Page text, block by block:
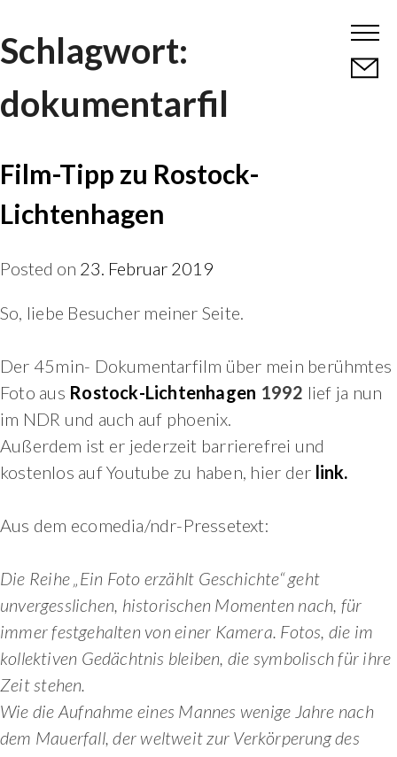
to
content
Schlagwort:
dokumentarfil
Film-Tipp zu Rostock-
Lichtenhagen
Posted on 23. Februar 2019
So, liebe Besucher meiner Seite.
Der 45min- Dokumentarfilm über mein berühmtes
Foto aus Rostock-Lichtenhagen 1992 lief ja nun
im NDR und auch auf phoenix.
Außerdem ist er jederzeit barrierefrei und
kostenlos auf Youtube zu haben, hier der link.
Aus dem ecomedia/ndr-Pressetext:
Die Reihe „Ein Foto erzählt Geschichte“ geht
unvergesslichen, historischen Momenten nach, für
immer festgehalten von einer Kamera. Fotos, die im
kollektiven Gedächtnis bleiben, die symbolisch für ihre
Zeit stehen.
Wie die Aufnahme eines Mannes wenige Jahre nach
dem Mauerfall, der weltweit zur Verkörperung des